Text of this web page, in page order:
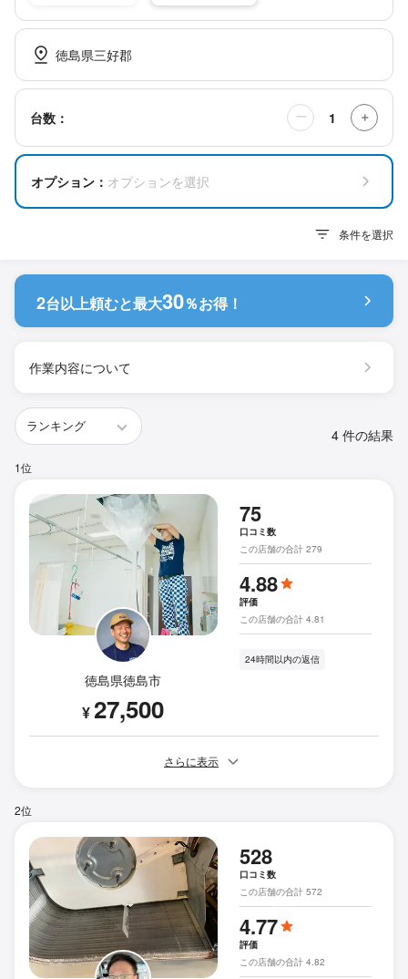
徳島県三好郡
台数： ー 1 ＋
オプション： オプションを選択
条件を選択
2台以上頼むと最大30％お得！
作業内容について
4 件の結果
1位
徳島県徳島市
¥27,500
75
口コミ数
この店舗の合計 279
4.88
評価
この店舗の合計 4.81
24時間以内の返信
さらに表示
2位
528
口コミ数
この店舗の合計 572
4.77
評価
この店舗の合計 4.82